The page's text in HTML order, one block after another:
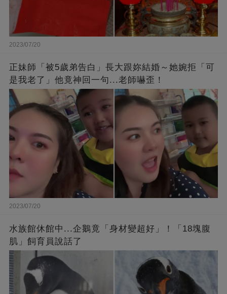
2023/07/20
正妹師「被5歲弟告白」長大跟妳結婚～她婉拒「可
是我老了」他竟神回一句...老師嚇歪！
2023/07/20
水族館休館中...企鵝竟「身材變超好」！「18塊腹
肌」飼育員說話了